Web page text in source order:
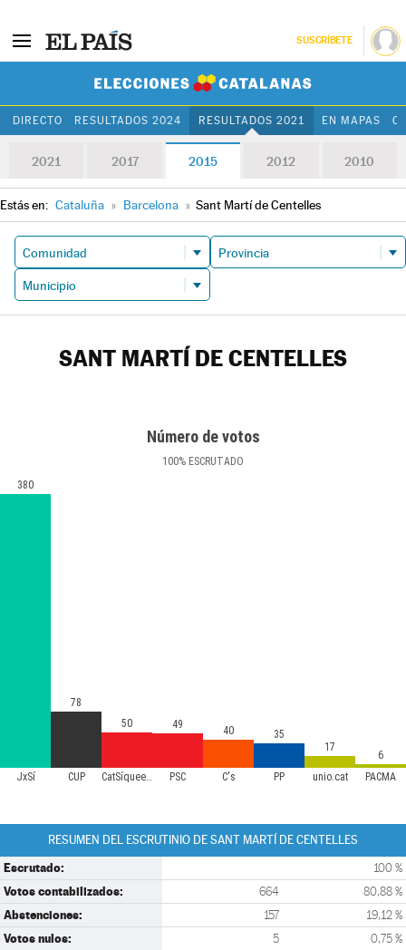
SUSCRÍBETE
DIRECTO RESULTADOS 2024 RESULTADOS 2021 EN MAPAS
2021 2017 2015 2012 2010
Estás en: Cataluña » Barcelona » Sant Martí de Centelles
SANT MARTÍ DE CENTELLES
Número de votos
100% ESCRUTADO
JxSí CUP CatSíqueesPot PSC C's PP unio.cat PACMA
380
78
50
49 40
35
17
6
RESUMEN DEL ESCRUTINIO DE SANT MARTÍ DE CENTELLES
Escrutado: 100 %
Votos contabilizados: 664 80,88 %
Abstenciones: 157 19,12 %
Votos nulos: 5 0,75 %